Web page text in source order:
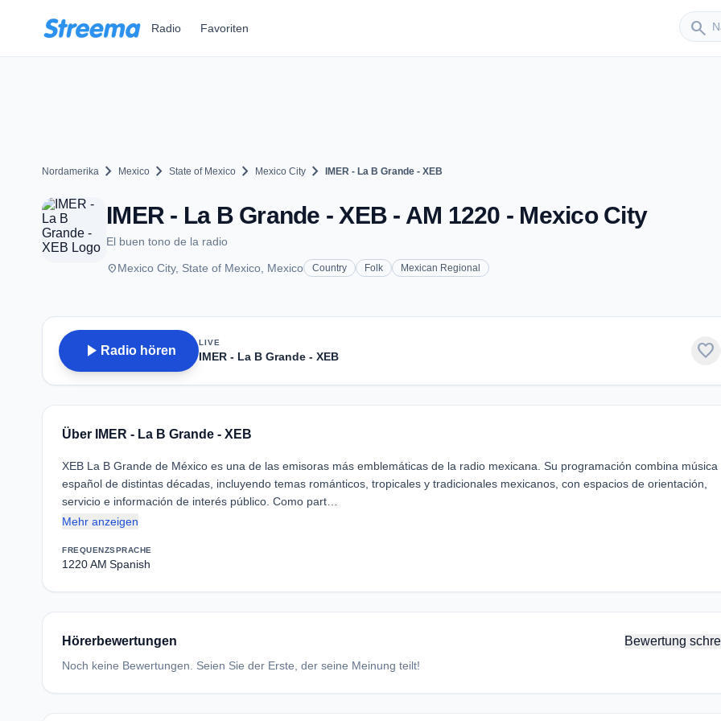
Radio Favoriten search
Sender
Nordamerika chevron_right Mexico chevron_right State of Mexico chevron_right Mexico City chevron_right IMER - La B Grande - XEB
IMER - La B Grande - XEB - AM 1220 - Mexico City
El buen tono de la radio
placeMexico City, State of Mexico, Mexico Country Folk Mexican Regional
play_arrow Radio hören
LIVE
IMER - La B Grande - XEB favorite
Über IMER - La B Grande - XEB
XEB La B Grande de México es una de las emisoras más emblemáticas de la radio mexicana. Su programación combina música
español de distintas décadas, incluyendo temas románticos, tropicales y tradicionales mexicanos, con espacios de orientación,
servicio e información de interés público. Como part…
Mehr anzeigen
FREQUENZ
1220 AM
SPRACHE
Spanish
Hörerbewertungen Bewertung
Noch keine Bewertungen. Seien Sie der Erste, der seine Meinung teilt!